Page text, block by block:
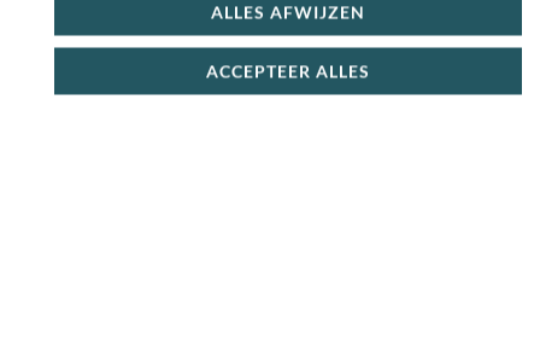
ALLES AFWIJZEN
ACCEPTEER ALLES
beenham + sla + kaas +wortel + komkommer + tomaat